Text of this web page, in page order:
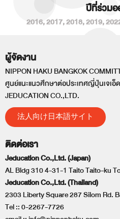
ปีที่ร่วมอ
2016,2017,2018,2019,
ผู้จัดงาน
NIPPON HAKU BANGKOK
ศูนย์แนะแนวศึกษาต่อประเทศญี่ปุ่นเจเอ็
JEDUCATION CO.,LTD.
法人向け日本語サイト
ติดต่อเรา
Jeducation Co.,Ltd. (Japan)
AL Bldg 310 4-31-1 Taito Taito-ku
Jeducation Co.,Ltd. (Thailand)
2303 Liberty Square 287 Silom Rd.
Tel ::0-2267-7726